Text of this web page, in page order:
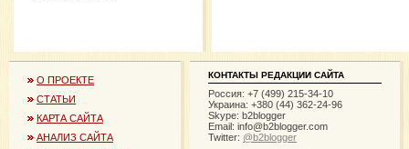
О ПРОЕКТЕ
СТАТЬИ
КАРТА САЙТА
АНАЛИЗ САЙТА
КОНТАКТЫ РЕДАКЦИИ САЙТА
Россия: +7 (499) 215-34-10
Украина: +380 (44) 362-24-96
Skype: b2blogger
Email: info@b2blogger.com
Twitter: @b2blogger